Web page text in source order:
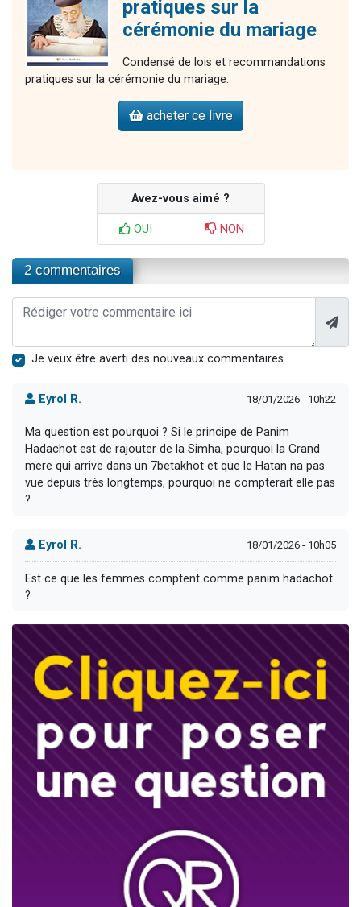
pratiques sur la
cérémonie du mariage
Condensé de lois et recommandations
pratiques sur la cérémonie du mariage.
acheter ce livre
Avez-vous aimé ?
OUI NON
2 commentaires
Je veux être averti des nouveaux commentaires
Eyrol R. 18/01/2026 - 10h22
Ma question est pourquoi ? Si le principe de Panim
Hadachot est de rajouter de la Simha, pourquoi la Grand
mere qui arrive dans un 7betakhot et que le Hatan na pas
vue depuis très longtemps, pourquoi ne compterait elle pas
?
Eyrol R. 18/01/2026 - 10h05
Est ce que les femmes comptent comme panim hadachot
?